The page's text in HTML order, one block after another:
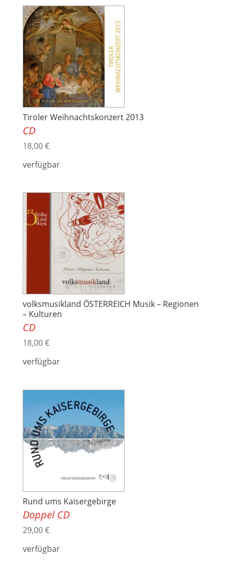
Tiroler Weihnachtskonzert 2013
CD
18,00€
verfügbar
volksmusikland ÖSTERREICH Musik – Regionen
– Kulturen
CD
18,00€
verfügbar
Rund ums Kaisergebirge
Doppel CD
29,00€
verfügbar